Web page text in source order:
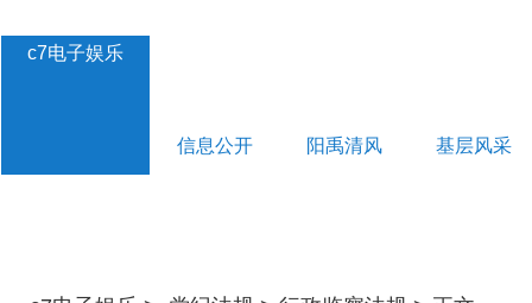
c7电子娱乐
信息公开 阳禹清风 基层风采